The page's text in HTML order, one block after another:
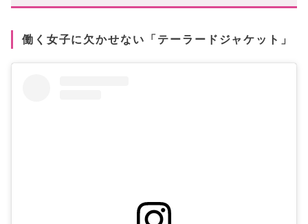
働く女子に欠かせない「テーラードジャケット」